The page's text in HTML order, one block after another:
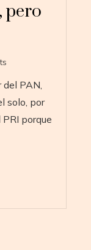
pero
del PAN,
solo, por
porque